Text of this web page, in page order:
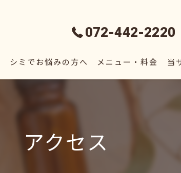
072-442-2220
シミでお悩みの方へ メニュー・料金 当
アクセス